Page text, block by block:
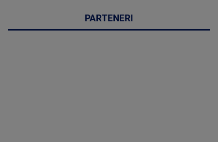
PARTENERI